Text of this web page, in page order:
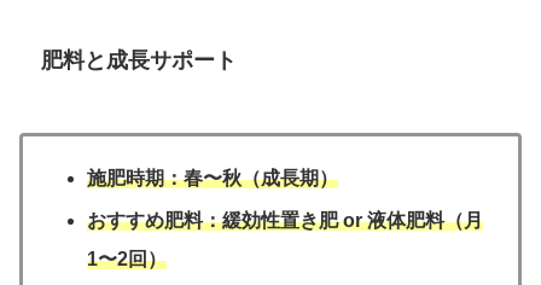
肥料と成長サポート
施肥時期：春〜秋（成長期）
おすすめ肥料：緩効性置き肥 or 液体肥料（月
1〜2回）